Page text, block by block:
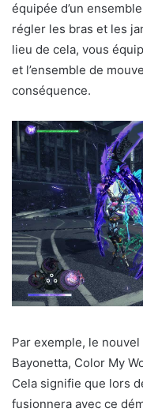
équipée d’un
régler les bras et les
lieu de cela, vous
et l’ensemble de
conséquence.
Par exemple, le
Bayonetta, Color My
Cela signifie que lors
fusionnera avec ce